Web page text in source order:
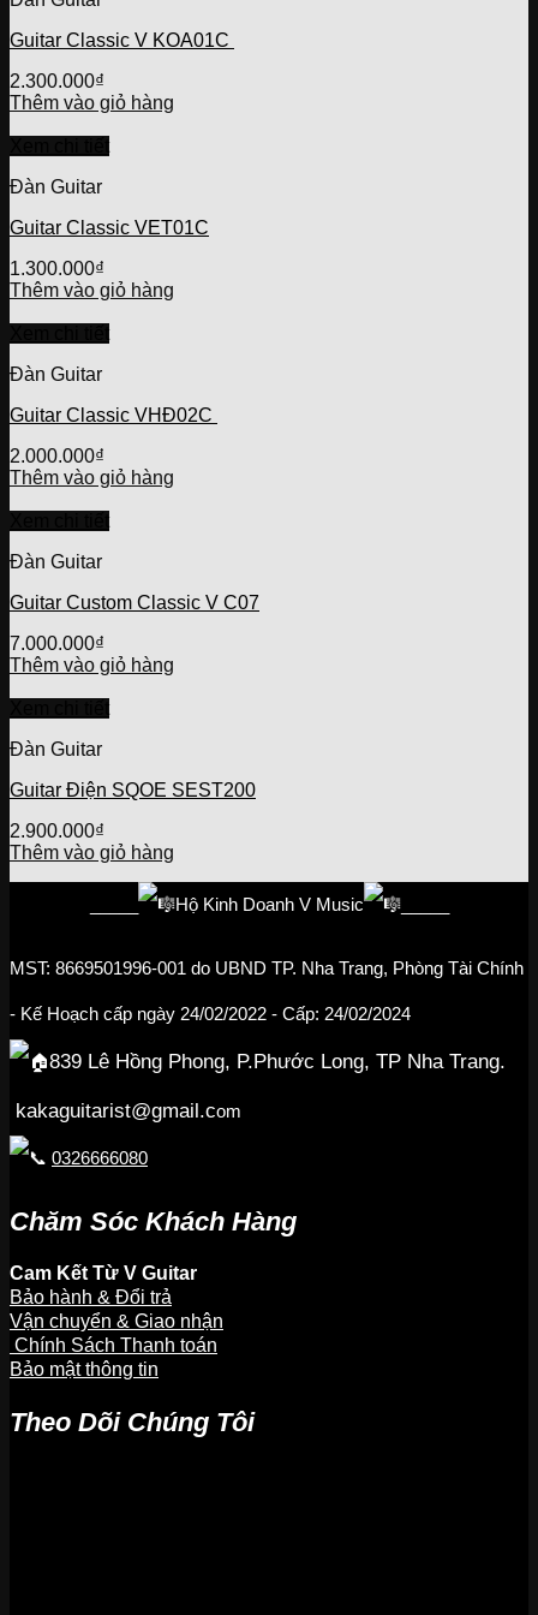
Guitar Classic V KOA01C
2.300.000₫
Thêm vào giỏ hàng
Đàn Guitar
Guitar Classic VET01C
1.300.000₫
Thêm vào giỏ hàng
Đàn Guitar
Guitar Classic VHĐ02C
2.000.000₫
Thêm vào giỏ hàng
Đàn Guitar
Guitar Custom Classic V C07
7.000.000₫
Thêm vào giỏ hàng
Đàn Guitar
Guitar Điện SQOE SEST200
2.900.000₫
Thêm vào giỏ hàng
Hộ Kinh Doanh V Music _____
MST: 8669501996-001 do UBND TP. Nha Trang, Phòng Tài Chính
- Kế Hoạch cấp ngày 24/02/2022 - Cấp: 24/02/2024
839 Lê Hồng Phong, P.Phước Long, TP Nha Trang.
kakaguitarist@gmail.com
0326666080
Chăm Sóc Khách Hàng
Cam Kết Từ V Guitar
Bảo hành & Đổi trả
Vận chuyển & Giao nhận
Chính Sách Thanh toán
Bảo mật thông tin
Theo Dõi Chúng Tôi